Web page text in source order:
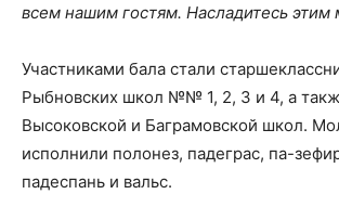
всем нашим гостям. Насладитесь этим
Участниками бала стали
Рыбновских школ №№ 1, 2, 3 и 4, а
Высоковской и Баграмовской школ.
исполнили полонез, падеграс, па-
падеспань и вальс.